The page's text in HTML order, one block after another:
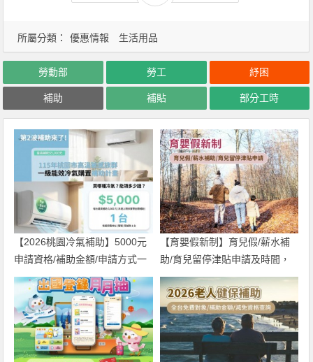
所屬分類： 優惠情報 生活用品
勞動部 勞工 紓困
補助 補貼 部分工時
【2026桃園冷氣補助】5000元
申請資格/補助金額/申請方式一
次看！
【育嬰假新制】育兒假/薪水補
助/育兒留停津貼申請及時間，
婚假.產假延長！